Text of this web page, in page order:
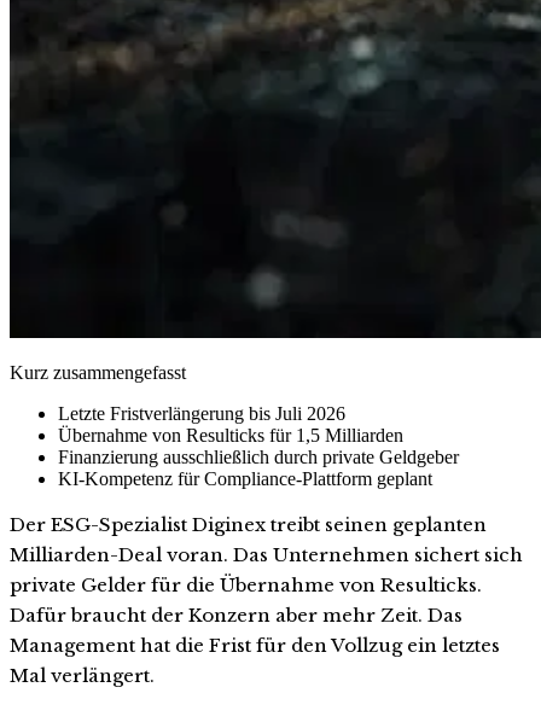
Kurz zusammengefasst
Letzte Fristverlängerung bis Juli 2026
Übernahme von Resulticks für 1,5 Milliarden
Finanzierung ausschließlich durch private Geldgeber
KI-Kompetenz für Compliance-Plattform geplant
Der ESG-Spezialist Diginex treibt seinen geplanten
Milliarden-Deal voran. Das Unternehmen sichert sich
private Gelder für die Übernahme von Resulticks.
Dafür braucht der Konzern aber mehr Zeit. Das
Management hat die Frist für den Vollzug ein letztes
Mal verlängert.